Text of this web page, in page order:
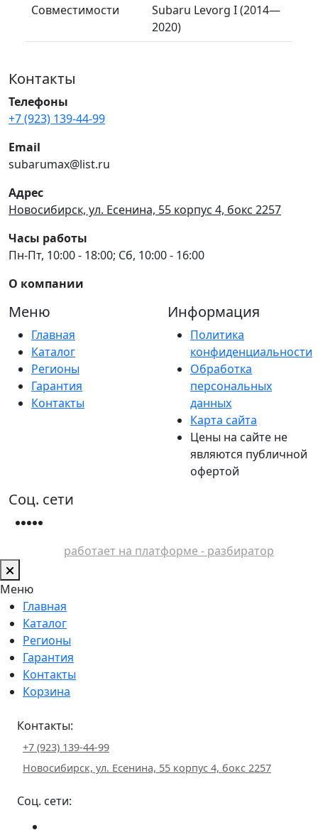
Совместимости
Subaru Levorg I (2014—
2020)
Контакты
Телефоны
+7 (923) 139-44-99
Email
subarumax@list.ru
Адрес
Новосибирск, ул. Есенина, 55 корпус 4, бокс 2257
Часы работы
Пн-Пт, 10:00 - 18:00; Сб, 10:00 - 16:00
О компании
Меню
Главная
Каталог
Регионы
Гарантия
Контакты
Информация
Политика
конфиденциальности
Обработка
персональных
данных
Карта сайта
Цены на сайте не
являются публичной
офертой
Соц. сети
работает на платформе - разбиратор
Меню
Главная
Каталог
Регионы
Гарантия
Контакты
Корзина
Контакты:
+7 (923) 139-44-99
Новосибирск, ул. Есенина, 55 корпус 4, бокс 2257
Соц. сети: